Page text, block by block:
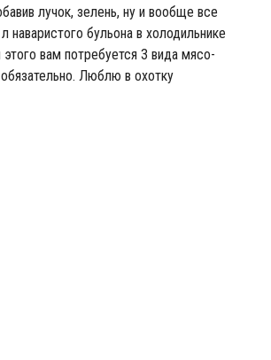
лучок, зелень, ну и вообще все
бульона в холодильнике
вам потребуется 3 вида мясо-
Люблю в охотку